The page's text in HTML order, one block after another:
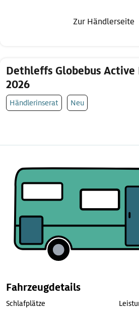
Zur Händlerseite
Dethleffs Globebus
2026
Händlerinserat Neu
Fahrzeugdetails
Schlafplätze